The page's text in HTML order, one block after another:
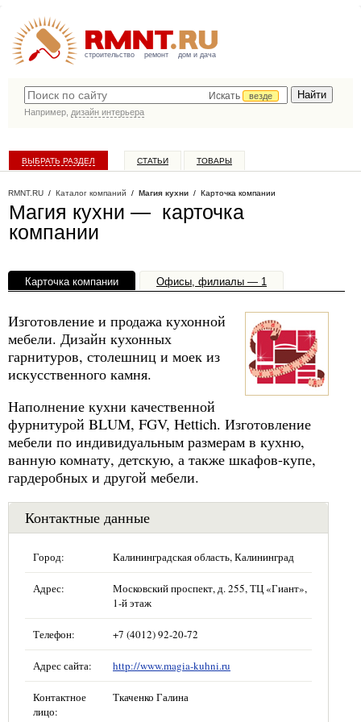
строительство ремонт дом и дача
Искать
везде
Например, дизайн интерьера
ВЫБРАТЬ РАЗДЕЛ СТАТЬИ ТОВАРЫ
RMNT.RU / Каталог компаний / Магия кухни / Карточка компании
Магия кухни — карточка
компании
Карточка компании Офисы, филиалы — 1
Изготовление и продажа кухонной
мебели. Дизайн кухонных
гарнитуров, столешниц и моек из
искусственного камня.
Наполнение кухни качественной
фурнитурой BLUM, FGV, Hettich. Изготовление
мебели по индивидуальным размерам в кухню,
ванную комнату, детскую, а также шкафов-купе,
гардеробных и другой мебели.
Контактные данные
Город: Калининградская область, Калининград
Адрес:
Московский проспект, д. 255, ТЦ «Гиант»,
1-й этаж
Телефон: +7 (4012) 92-20-72
Адрес сайта: http://www.magia-kuhni.ru
Контактное
лицо:
Ткаченко Галина